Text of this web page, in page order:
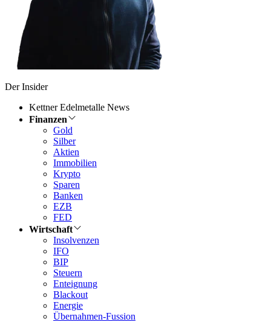
Der Insider
Kettner Edelmetalle News
Finanzen
Gold
Silber
Aktien
Immobilien
Krypto
Sparen
Banken
EZB
FED
Wirtschaft
Insolvenzen
IFO
BIP
Steuern
Enteignung
Blackout
Energie
Übernahmen-Fussion